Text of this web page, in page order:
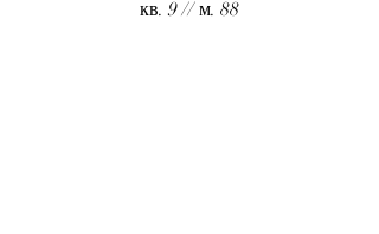
кв. 9 // м. 88